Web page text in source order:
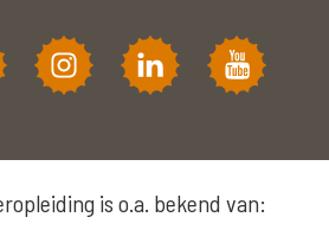
is o.a. bekend van: